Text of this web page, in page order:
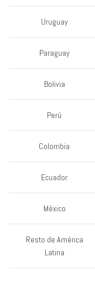
Uruguay
Paraguay
Bolivia
Perú
Colombia
Ecuador
México
Resto de América
Latina